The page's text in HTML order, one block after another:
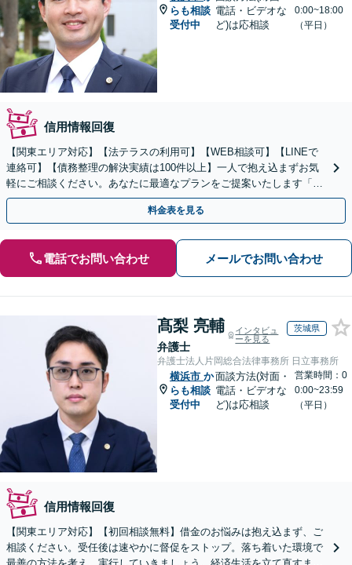
らも相談
受付中
電話・ビデオな
ど)は応相談
0:00~18:00
（平日）
信用情報回復
【関東エリア対応】【法テラスの利用可】【WEB相談可】【LINEで
連絡可】【債務整理の解決実績は100件以上】一人で抱え込まずお気
軽にご相談ください。あなたに最適なプランをご提案いたします「法
人破産にも強い弁護士」【休日・夜間対応】
料金表を見る
電話でお問い合わせ メールでお問い合わせ
髙梨 亮輔
弁護士
インタビュ
ーを見る
茨城県
弁護士法人片岡総合法律事務所 日立事務所
横浜市 か
らも相談
受付中
面談方法(対面・
電話・ビデオな
ど)は応相談
営業時間：0
0:00~23:59
（平日）
信用情報回復
【関東エリア対応】【初回相談無料】借金のお悩みは抱え込まず、ご
相談ください。受任後は速やかに督促をストップ。落ち着いた環境で